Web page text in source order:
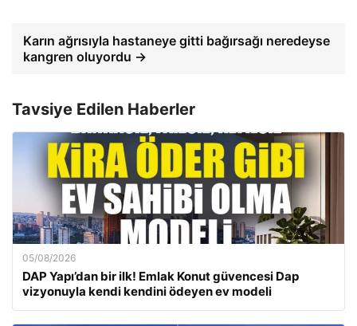
Karın ağrısıyla hastaneye gitti bağırsağı neredeyse
kangren oluyordu →
Tavsiye Edilen Haberler
05/08/2026
DAP Yapı’dan bir ilk! Emlak Konut güvencesi Dap
vizyonuyla kendi kendini ödeyen ev modeli